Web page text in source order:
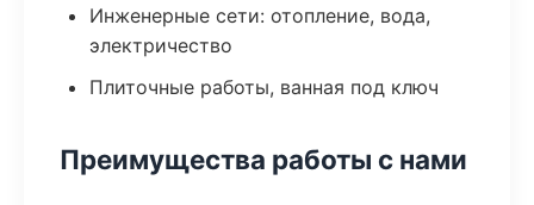
Инженерные сети: отопление, вода,
электричество
Плиточные работы, ванная под ключ
Преимущества работы с нами